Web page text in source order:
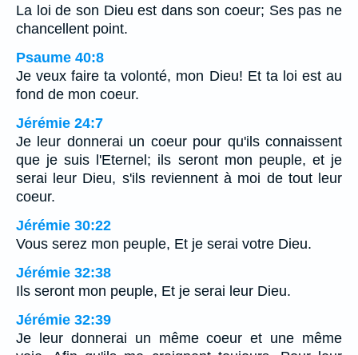
La loi de son Dieu est dans son coeur; Ses pas ne
chancellent point.
Psaume 40:8
Je veux faire ta volonté, mon Dieu! Et ta loi est au
fond de mon coeur.
Jérémie 24:7
Je leur donnerai un coeur pour qu'ils connaissent
que je suis l'Eternel; ils seront mon peuple, et je
serai leur Dieu, s'ils reviennent à moi de tout leur
coeur.
Jérémie 30:22
Vous serez mon peuple, Et je serai votre Dieu.
Jérémie 32:38
Ils seront mon peuple, Et je serai leur Dieu.
Jérémie 32:39
Je leur donnerai un même coeur et une même